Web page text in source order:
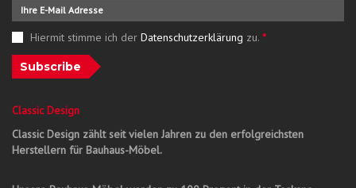
Hiermit stimme ich der Datenschutzerklärung zu. *
Subscribe
Classic Design
Classic Design zählt seit vielen Jahren zu den erfolgreichsten
Herstellern für Bauhaus-Möbel.